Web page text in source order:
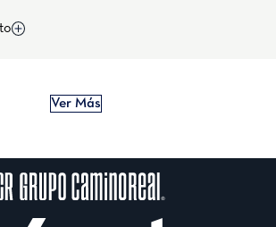
Ver Más